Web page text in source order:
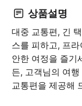
상품설명
대중 교통편, 긴
스를 피하고, 프
안한 여정을 즐기
든, 고객님의 여
교통편을 제공해